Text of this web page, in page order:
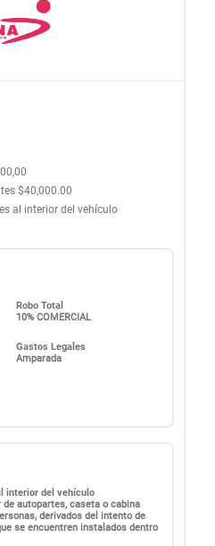
$40,000.00
al interior del vehículo
Robo Total
10% COMERCIAL
Gastos Legales
Amparada
interior del vehículo
autopartes, caseta o cabina
derivados del intento de
se encuentren instalados dentro